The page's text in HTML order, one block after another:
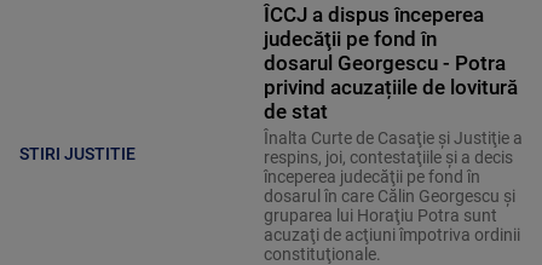
STIRI JUSTITIE
ÎCCJ a dispus începerea
judecăţii pe fond în
dosarul Georgescu - Potra
privind acuzațiile de lovitură
de stat
Înalta Curte de Casaţie şi Justiţie a
respins, joi, contestaţiile şi a decis
începerea judecăţii pe fond în
dosarul în care Călin Georgescu şi
gruparea lui Horaţiu Potra sunt
acuzaţi de acţiuni împotriva ordinii
constituţionale.